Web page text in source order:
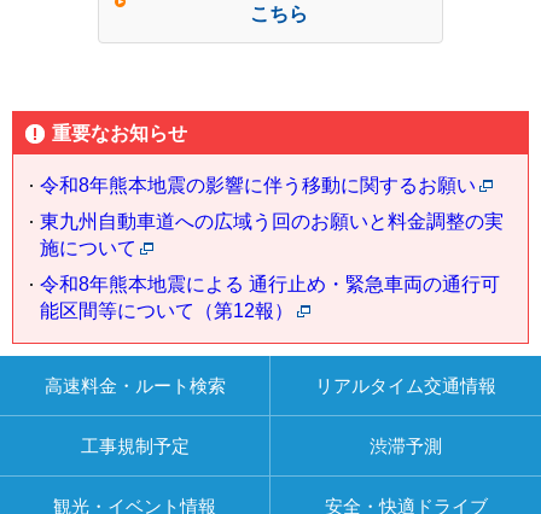
こちら
重要なお知らせ
令和8年熊本地震の影響に伴う移動に関するお願い
東九州自動車道への広域う回のお願いと料金調整の実
施について
令和8年熊本地震による 通行止め・緊急車両の通行可
能区間等について（第12報）
高速料金・ルート検索 リアルタイム交通情報
工事規制予定 渋滞予測
観光・イベント情報 安全・快適ドライブ